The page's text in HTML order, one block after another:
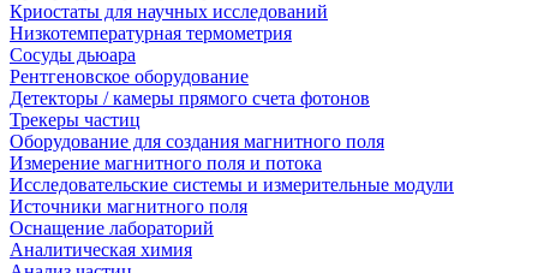
Криостаты для научных исследований
Низкотемпературная термометрия
Сосуды дьюара
Рентгеновское оборудование
Детекторы / камеры прямого счета фотонов
Трекеры частиц
Оборудование для создания магнитного поля
Измерение магнитного поля и потока
Исследовательские системы и измерительные модули
Источники магнитного поля
Оснащение лабораторий
Аналитическая химия